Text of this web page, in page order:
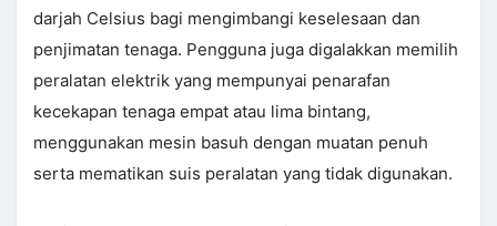
darjah Celsius bagi mengimbangi keselesaan dan
penjimatan tenaga. Pengguna juga digalakkan memilih
peralatan elektrik yang mempunyai penarafan
kecekapan tenaga empat atau lima bintang,
menggunakan mesin basuh dengan muatan penuh
serta mematikan suis peralatan yang tidak digunakan.